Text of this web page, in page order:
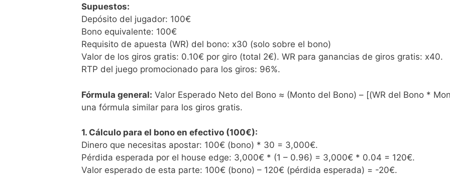
Supuestos:
Depósito del jugador: 100€
Bono equivalente: 100€
Requisito de apuesta (WR) del bono: x30 (solo sobre el bono)
Valor de los giros gratis: 0.10€ por giro (total 2€). WR para ganancias de giros gratis: x40.
RTP del juego promocionado para los giros: 96%.
Fórmula general: Valor Esperado Neto del Bono ≈ (Monto del Bono) – [(WR del Bono *
una fórmula similar para los giros gratis.
1. Cálculo para el bono en efectivo (100€):
Dinero que necesitas apostar: 100€ (bono) * 30 = 3,000€.
Pérdida esperada por el house edge: 3,000€ * (1 – 0.96) = 3,000€ * 0.04 = 120€.
Valor esperado de esta parte: 100€ (bono) – 120€ (pérdida esperada) = -20€.